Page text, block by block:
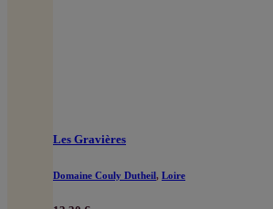
Les Gravières
Domaine Couly Dutheil, Loire